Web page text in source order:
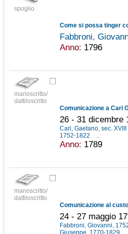
spoglio
Come si possa tinger
Fabbroni,
Anno: 1796
manoscritto/
dattiloscritto
26 - 31 dicembre
Cari, Gaetano, sec. XVIII
1752-1822
...
Anno: 1789
manoscritto/
dattiloscritto
24 - 27 maggio
Fabbroni, Giovanni,
Giuseppe, 1770-1829